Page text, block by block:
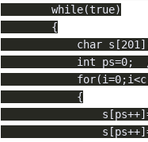
while(true)
{
char s [201 ]
int ps=0;
for(i=0;i<c
{
                s
[ps++]
                s
[ps++]